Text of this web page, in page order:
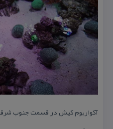
آكواریوم كیش در قسمت جنوب